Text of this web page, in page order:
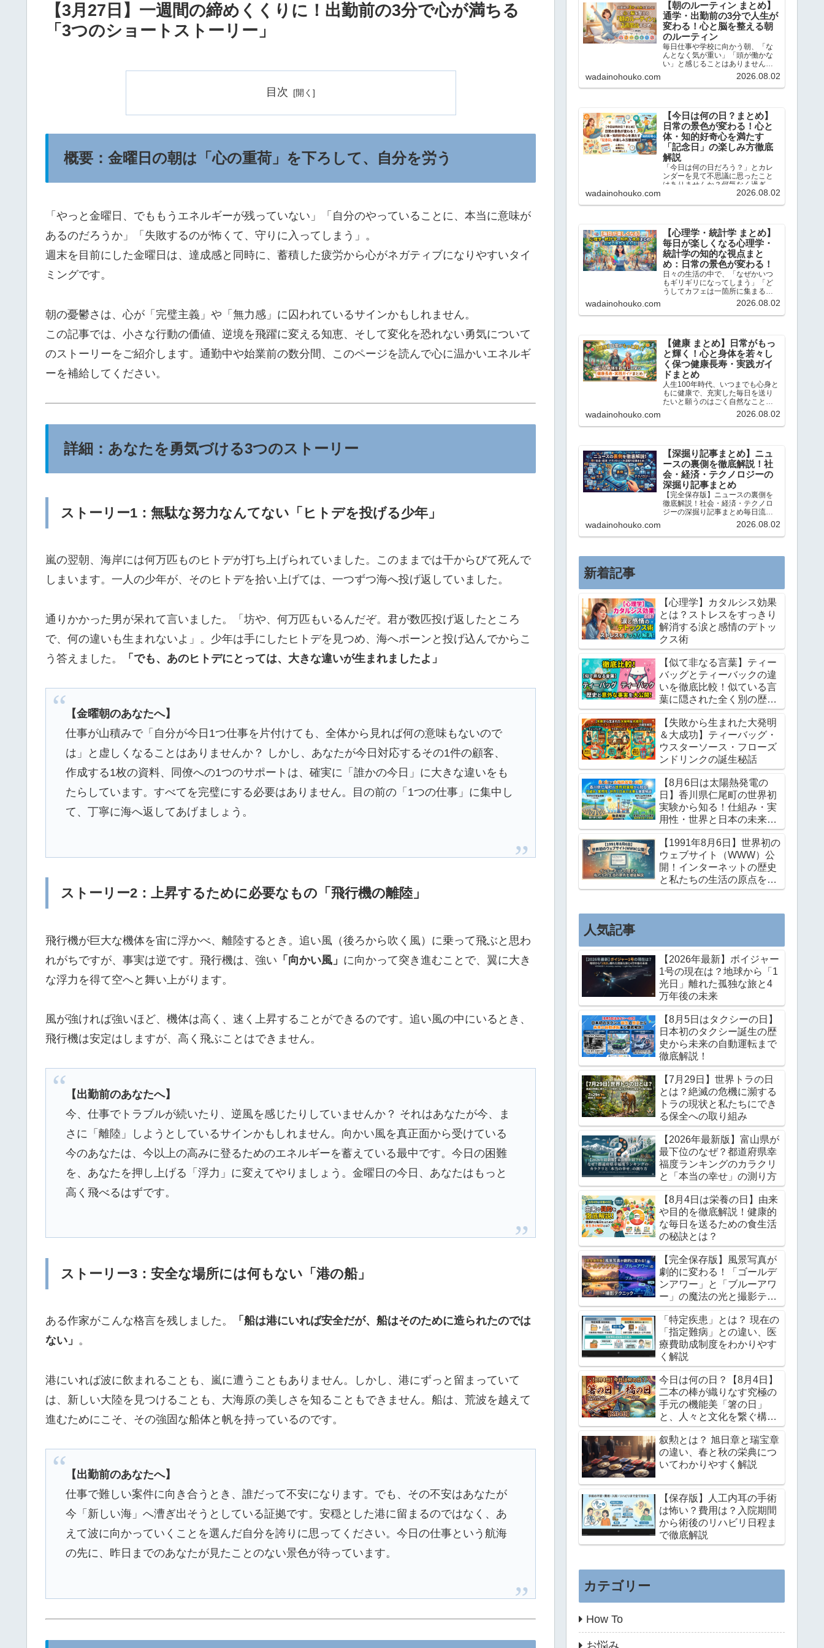
【3月27日】一週間の締めくくりに！出勤前の3分で心が満ちる
「3つのショートストーリー」
目次
概要：金曜日の朝は「心の重荷」を下ろして、自分を労う
「やっと金曜日、でももうエネルギーが残っていない」「自分のやっていることに、本当に意味が
あるのだろうか」「失敗するのが怖くて、守りに入ってしまう」。
週末を目前にした金曜日は、達成感と同時に、蓄積した疲労から心がネガティブになりやすいタイ
ミングです。
朝の憂鬱さは、心が「完璧主義」や「無力感」に囚われているサインかもしれません。
この記事では、小さな行動の価値、逆境を飛躍に変える知恵、そして変化を恐れない勇気について
のストーリーをご紹介します。通勤中や始業前の数分間、このページを読んで心に温かいエネルギ
ーを補給してください。
詳細：あなたを勇気づける3つのストーリー
ストーリー1：無駄な努力なんてない「ヒトデを投げる少年」
嵐の翌朝、海岸には何万匹ものヒトデが打ち上げられていました。このままでは干からびて死んで
しまいます。一人の少年が、そのヒトデを拾い上げては、一つずつ海へ投げ返していました。
通りかかった男が呆れて言いました。「坊や、何万匹もいるんだぞ。君が数匹投げ返したところ
で、何の違いも生まれないよ」。少年は手にしたヒトデを見つめ、海へポーンと投げ込んでからこ
う答えました。
「でも、あのヒトデにとっては、大きな違いが生まれましたよ」
【金曜朝のあなたへ】
仕事が山積みで「自分が今日1つ仕事を片付けても、全体から見れば何の意味もないので
は」と虚しくなることはありませんか？ しかし、あなたが今日対応するその1件の顧客、
作成する1枚の資料、同僚への1つのサポートは、確実に「誰かの今日」に大きな違いをも
たらしています。すべてを完璧にする必要はありません。目の前の「1つの仕事」に集中し
て、丁寧に海へ返してあげましょう。
ストーリー2：上昇するために必要なもの「飛行機の離陸」
飛行機が巨大な機体を宙に浮かべ、離陸するとき。追い風（後ろから吹く風）に乗って飛ぶと思わ
れがちですが、事実は逆です。飛行機は、強い 「向かい風」 に向かって突き進むことで、翼に大き
な浮力を得て空へと舞い上がります。
風が強ければ強いほど、機体は高く、速く上昇することができるのです。追い風の中にいるとき、
飛行機は安定はしますが、高く飛ぶことはできません。
【出勤前のあなたへ】
今、仕事でトラブルが続いたり、逆風を感じたりしていませんか？ それはあなたが今、ま
さに「離陸」しようとしているサインかもしれません。向かい風を真正面から受けている
今のあなたは、今以上の高みに登るためのエネルギーを蓄えている最中です。今日の困難
を、あなたを押し上げる「浮力」に変えてやりましょう。金曜日の今日、あなたはもっと
高く飛べるはずです。
ストーリー3：安全な場所には何もない「港の船」
ある作家がこんな格言を残しました。
「船は港にいれば安全だが、船はそのために造られたのでは
ない」 。
港にいれば波に飲まれることも、嵐に遭うこともありません。しかし、港にずっと留まっていて
は、新しい大陸を見つけることも、大海原の美しさを知ることもできません。船は、荒波を越えて
進むためにこそ、その強固な船体と帆を持っているのです。
【出勤前のあなたへ】
仕事で難しい案件に向き合うとき、誰だって不安になります。でも、その不安はあなたが
今「新しい海」へ漕ぎ出そうとしている証拠です。安穏とした港に留まるのではなく、あ
えて波に向かっていくことを選んだ自分を誇りに思ってください。今日の仕事という航海
の先に、昨日までのあなたが見たことのない景色が待っています。
【朝のルーティン まとめ】
通学・出勤前の3分で人生が
変わる！心と脳を整える朝
のルーティン
毎日仕事や学校に向かう朝、「な
んとなく気が重い」「頭が働かな
い」と感じることはありません
か？この記事では、忙しい現代人
のために、通勤・通学前のたった3
分でサクッと読めて、一日を前向
wadainohouko.com 2026.08.02
【今日は何の日？まとめ】
日常の景色が変わる！心と
体・知的好奇心を満たす
「記念日」の楽しみ方徹底
解説
「今日は何の日だろう？」とカレ
ンダーを見て不思議に思ったこと
はありませんか？何気なく過ぎて
いく毎日にも、実は先人たちの知
事では、当ブログで大人気の「今...
wadainohouko.com 2026.08.02
【心理学・統計学 まとめ】
毎日が楽しくなる心理学・
統計学の知的な視点まと
め：日常の景色が変わる！
日々の生活の中で、「なぜかいつ
もギリギリになってしまう」「ど
うしてカフェは一箇所に集まるの
だろう？」と不思議に思ったこと
はありませんか？この記事では、
当ブログ「ちょっと気になる話題
か...
wadainohouko.com 2026.08.02
【健康 まとめ】日常がもっ
と輝く！心と身体を若々し
く保つ健康長寿・実践ガイ
ドまとめ
人生100年時代、いつまでも心身と
もに健康で、充実した毎日を送り
たいと願うのはごく自然なことで
す。こんにちは、「ちょっと気に
なる話題の宝庫」です。この記事
では、私が日々リサーチし、独自
wadainohouko.com 2026.08.02
【深掘り記事まとめ】ニュ
ースの裏側を徹底解説！社
会・経済・テクノロジーの
深掘り記事まとめ
【完全保存版】ニュースの裏側を
徹底解説！社会・経済・テクノロ
ジーの深掘り記事まとめ毎日流れ
てくるニュースの表面だけを追っ
ていては、社会の本当の姿は見え
てきません。こんにちは、「ちょ
この記事では、私が長年培ってき...
wadainohouko.com 2026.08.02
新着記事
【心理学】カタルシス効果
とは？ストレスをすっきり
解消する涙と感情のデトッ
クス術
【似て非なる言葉】ティー
バッグとティーバックの違
いを徹底比較！似ている言
葉に隠された全く別の歴史
と意外な事実
【失敗から生まれた大発明
＆大成功】ティーバッグ・
ウスターソース・フローズ
ンドリンクの誕生秘話
【8月6日は太陽熱発電の
日】香川県仁尾町の世界初
実験から知る！仕組み・実
用性・世界と日本の未来を
徹底解説
【1991年8月6日】世界初の
ウェブサイト（WWW）公
開！インターネットの歴史
と私たちの生活の原点を徹
底解説
人気記事
【2026年最新】ボイジャー
1号の現在は？地球から「1
光日」離れた孤独な旅と4
万年後の未来
【8月5日はタクシーの日】
日本初のタクシー誕生の歴
史から未来の自動運転まで
徹底解説！
【7月29日】世界トラの日
とは？絶滅の危機に瀕する
トラの現状と私たちにでき
る保全への取り組み
【2026年最新版】富山県が
最下位のなぜ？都道府県幸
福度ランキングのカラクリ
と「本当の幸せ」の測り方
【8月4日は栄養の日】由来
や目的を徹底解説！健康的
な毎日を送るための食生活
の秘訣とは？
【完全保存版】風景写真が
劇的に変わる！「ゴールデ
ンアワー」と「ブルーアワ
ー」の魔法の光と撮影テク
ニック
「特定疾患」とは？ 現在の
「指定難病」との違い、医
療費助成制度をわかりやす
く解説
今日は何の日？【8月4日】
二本の棒が織りなす究極の
手元の機能美「箸の日」
と、人々と文化を繋ぐ構造
力学のロマン「橋の日」
叙勲とは？ 旭日章と瑞宝章
の違い、春と秋の栄典につ
いてわかりやすく解説
【保存版】人工内耳の手術
は怖い？費用は？入院期間
から術後のリハビリ日程ま
で徹底解説
カテゴリー
How To
お悩み